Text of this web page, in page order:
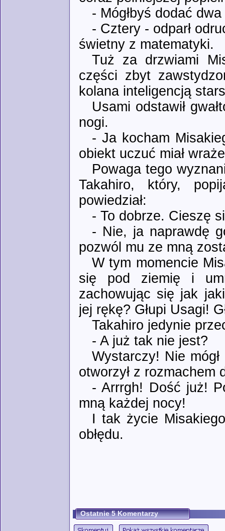
- Mógłbyś dodać
- Cztery - odparł
świetny z matematyki.
Tuż za drzwiami
części zbyt
kolana inteligencją
Usami odstawił
nogi.
- Ja kocham
obiekt uczuć miał
Powaga tego
Takahiro, który,
powiedział:
- To dobrze. Cieszę
- Nie, ja naprawdę
pozwól mu ze mną
W tym momencie
się pod ziemię i
zachowując się jak
jej rękę? Głupi Usagi!
Takahiro jedynie
- A już tak nie jest?
Wystarczy! Nie
otworzył z rozmachem
- Arrrgh! Dość już!
mną każdej nocy!
I tak życie
obłędu.
Ostatnie 5 Komentarzy